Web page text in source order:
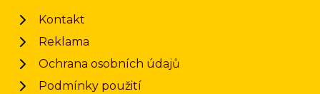
Kontakt
Reklama
Ochrana osobních údajů
Podmínky použití